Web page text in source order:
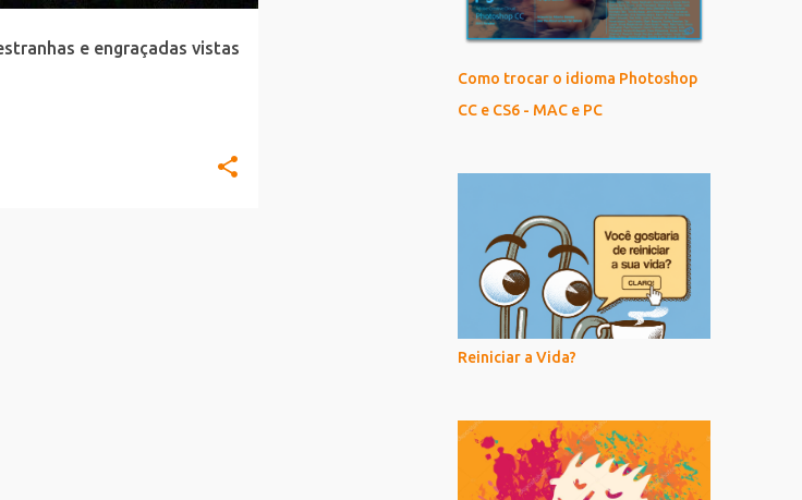
e engraçadas vistas
Como trocar o idioma Photoshop
CC e CS6 - MAC e PC
Reiniciar a Vida?